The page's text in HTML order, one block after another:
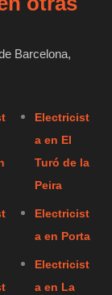
Barcelona,
Electricist
a en El
Turó de la
Peira
Electricist
a en Porta
Electricist
a en La